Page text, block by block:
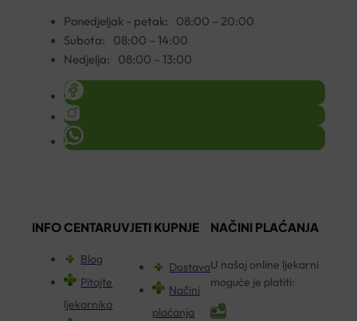
Ponedjeljak - petak:
08:00 – 20:00
Subota:
08:00 – 14:00
Nedjelja:
08:00 – 13:00
INFO CENTAR
Blog
Pitajte
ljekarnika
UVJETI KUPNJE
Dostava
Načini
plaćanja
NAČINI PLAĆANJA
U našoj online ljekarni
moguće je platiti: